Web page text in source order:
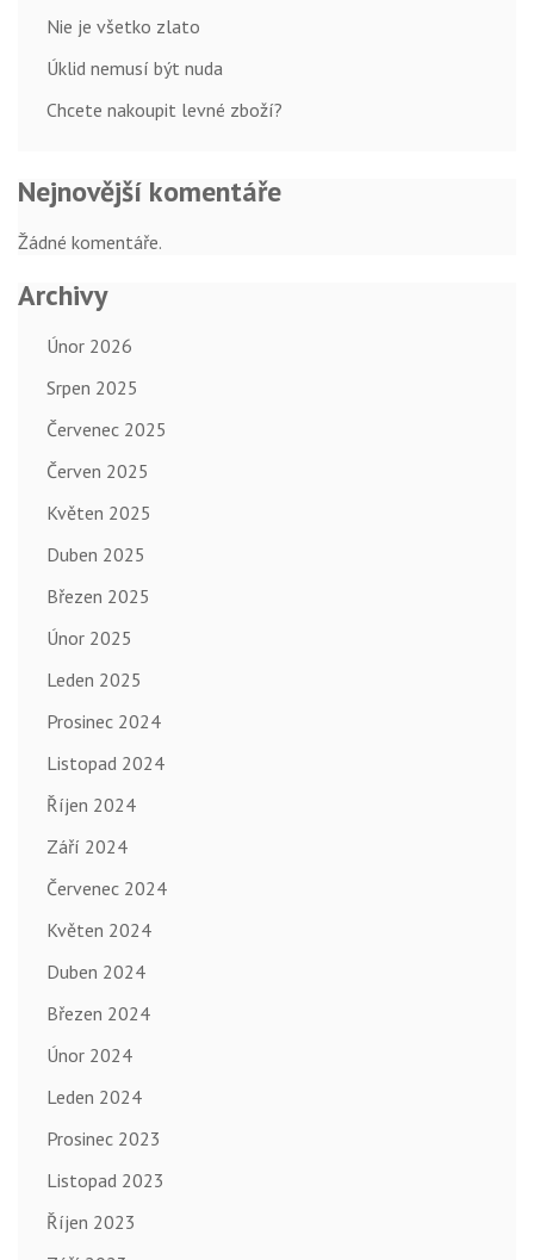
Nie je všetko zlato
Úklid nemusí být nuda
Chcete nakoupit levné zboží?
Nejnovější komentáře
Žádné komentáře.
Archivy
Únor 2026
Srpen 2025
Červenec 2025
Červen 2025
Květen 2025
Duben 2025
Březen 2025
Únor 2025
Leden 2025
Prosinec 2024
Listopad 2024
Říjen 2024
Září 2024
Červenec 2024
Květen 2024
Duben 2024
Březen 2024
Únor 2024
Leden 2024
Prosinec 2023
Listopad 2023
Říjen 2023